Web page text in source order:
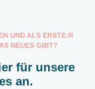
UND ALS ERSTE:R
NEUES GIBT?
für unsere
an.